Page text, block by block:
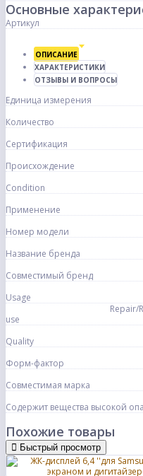
Основные
Артикул
ОПИСАНИЕ
ХАРАКТЕРИСТИКИ
ОТЗЫВЫ И ВОПРОСЫ
Единица измерения
Количество
Сертификация
Происхождение
Condition
Применение
Номер модели
Название бренда
Совместимый бренд
Usage
Repair/
use
Quality
Форм-фактор
Совместимая марка
Содержит вещества высокой
Похожие товары
Быстрый просмотр